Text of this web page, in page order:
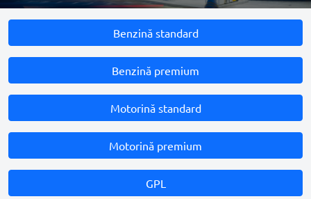
Benzină standard
Benzină premium
Motorină standard
Motorină premium
GPL